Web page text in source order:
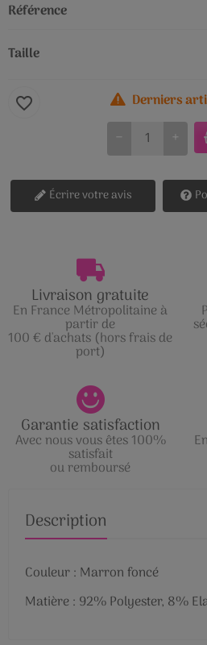
Référence
Taille
Derniers
+
−
favorite_border
Écrire votre avis
Livraison gratuite
En France Métropolitaine à
partir de
100 € d'achats (hors frais de
port)
Garantie satisfaction
Avec nous vous êtes 100%
satisfait
ou remboursé
Description
Couleur : Marron foncé
Matière : 92% Polyester, 8%